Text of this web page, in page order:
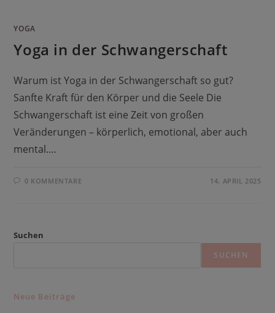
YOGA
Yoga in der Schwangerschaft
Warum ist Yoga in der Schwangerschaft so gut?
Sanfte Kraft für den Körper und die Seele Die
Schwangerschaft ist eine Zeit von großen
Veränderungen – körperlich, emotional, aber auch
mental.…
0 KOMMENTARE 14. APRIL 2025
Suchen
SUCHEN
Neue Beiträge